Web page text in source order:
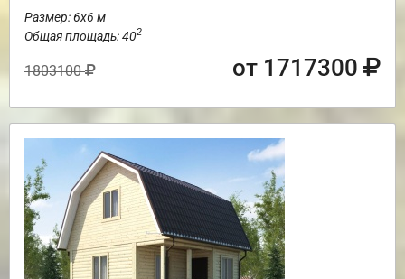
Размер: 6х6 м
Общая площадь: 402
1803100 от 1717300